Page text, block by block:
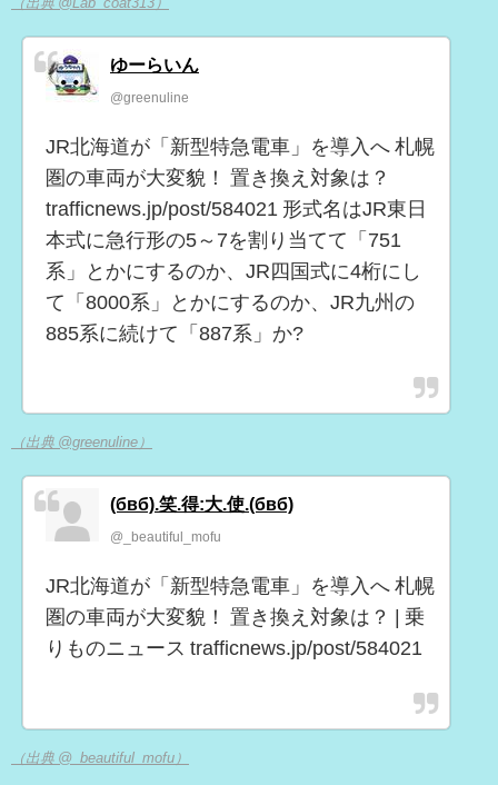
ゆーらいん
@greenuline
JR北海道が「新型特急電車」を導入へ 札幌
圏の車両が大変貌！ 置き換え対象は？
trafficnews.jp/post/584021 形式名はJR東日
本式に急行形の5～7を割り当てて「751
系」とかにするのか、JR四国式に4桁にし
て「8000系」とかにするのか、JR九州の
885系に続けて「887系」か?
（出典 @greenuline）
(бвб).笑.得:大.使.(бвб)
@_beautiful_mofu
JR北海道が「新型特急電車」を導入へ 札幌
圏の車両が大変貌！ 置き換え対象は？ | 乗
りものニュース trafficnews.jp/post/584021
（出典 @_beautiful_mofu）